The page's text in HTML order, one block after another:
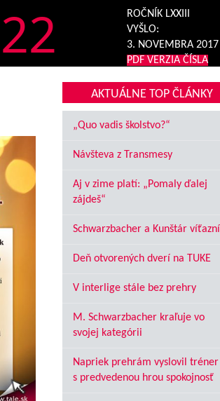
22
ROČNÍK LXXIII
VYŠLO:
3. NOVEMBRA 2017
PDF VERZIA ČÍSLA
AKTUÁLNE TOP ČLÁNKY
„Quo vadis školstvo?“
Návšteva z Transmesy
Aj v zime platí: „Pomaly ďalej
zájdeš“
Schwarzbacher a Kunštár víťazní
Deň otvorených dverí na TUKE
V interlige stále bez prehry
M. Schwarzbacher kraľuje vo
svojej kategórii
Napriek prehrám vyslovil tréner
s predvedenou hrou spokojnosť